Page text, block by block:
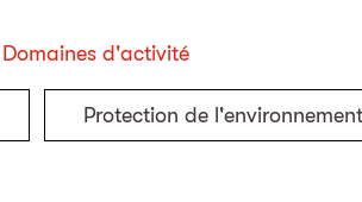
Domaines d'activité
Protection de l'environnement